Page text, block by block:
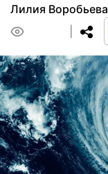
Лилия Воробьева